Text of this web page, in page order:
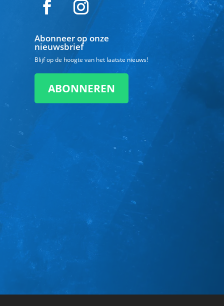
Abonneer op onze
nieuwsbrief
Blijf op de hoogte van het laatste nieuws!
ABONNEREN